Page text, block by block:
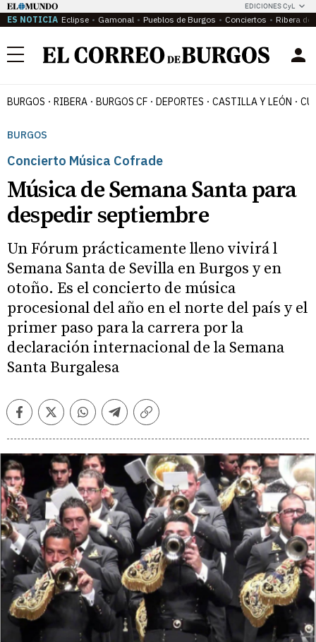
EDICIONES CyL
ES NOTICIA Eclipse Gamonal Pueblos de Burgos Conciertos Ribera del
Menú
BURGOS RIBERA BURGOS CF DEPORTES CASTILLA Y LEÓN
BURGOS
Concierto Música Cofrade
Música de Semana Santa para
despedir septiembre
Un Fórum prácticamente lleno vivirá l
Semana Santa de Sevilla en Burgos y en
otoño. Es el concierto de música
procesional del año en el norte del país y el
primer paso para la carrera por la
declaración internacional de la Semana
Santa Burgalesa
FacebookTwitterWhatsappTelegramCopiar